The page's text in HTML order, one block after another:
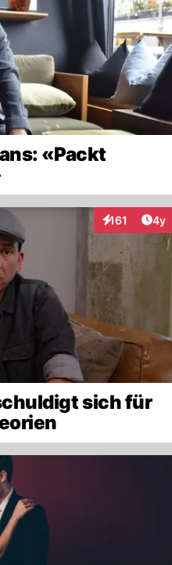
«Packt
161
Interaktionen
4y
sich für